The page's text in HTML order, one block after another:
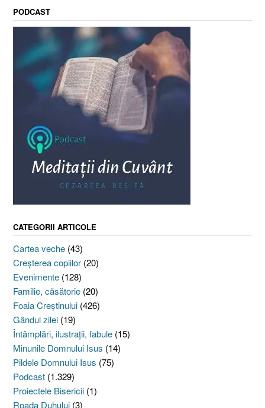
PODCAST
CATEGORII ARTICOLE
Cartea veche (43)
Creşterea copiilor (20)
Evenimente (128)
Familie, căsătorie (20)
Foaia Creştinului (426)
Gândul zilei (19)
Întâmplări, ilustraţii, fabule (15)
Minunile Domnului Isus (14)
Pildele Domnului Isus (75)
Podcast (1.329)
Proiectele Bisericii (1)
Roada Duhului (3)